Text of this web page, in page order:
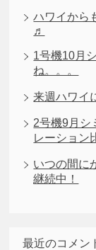
ハワイから
♬
1号機10月
ね。。。
来週ハワイ
2号機9月シ
レーション
いつの間に
継続中！
最近のコメン